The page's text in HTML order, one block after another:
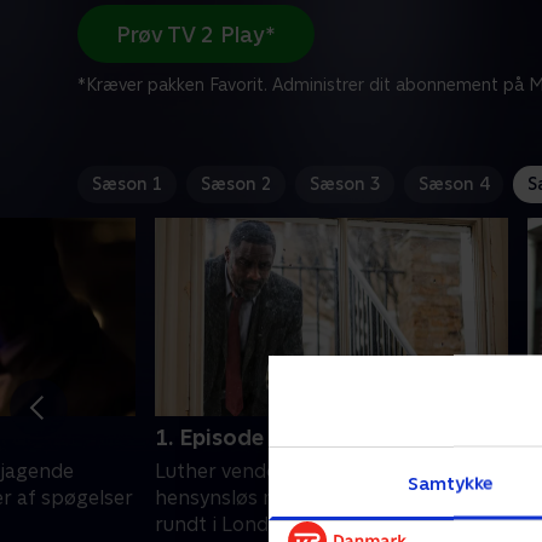
Samtykke
Prøv TV 2 Play*
*Kræver pakken Favorit. Administrer dit abonnement på
Sæson 1 Sæson 2 Sæson 3 Sæson 4
af spøgelser
1. Episode 1
Luther vender tilbage for at jage en
hensynsløs morder, der sniger sig
rundt i Londons gader.